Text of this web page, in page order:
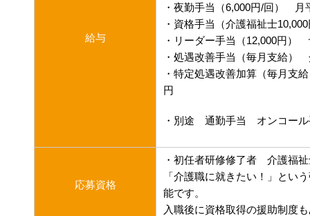
給与
・夜勤手当（6,000円/回） 月
・資格手当（介護福祉士
・リーダー手当（12,000円）
・処遇改善手当（毎月支給
・特定処遇改善加算（毎月支
円
・別途 通勤手当 オンコー
応募資格
・初任者研修修了者 介護福
「介護職に就きたい！」とい
能です。
入職後に資格取得の援助制度